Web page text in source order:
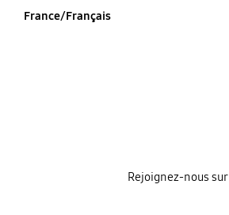
France/Français
Rejoignez-nous sur